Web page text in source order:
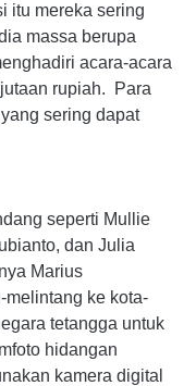
itu mereka sering
massa berupa
acara-acara
rupiah. Para
sering dapat
seperti Mullie
dan Julia
Marius
melintang ke kota-
tetangga untuk
hidangan
kamera digital